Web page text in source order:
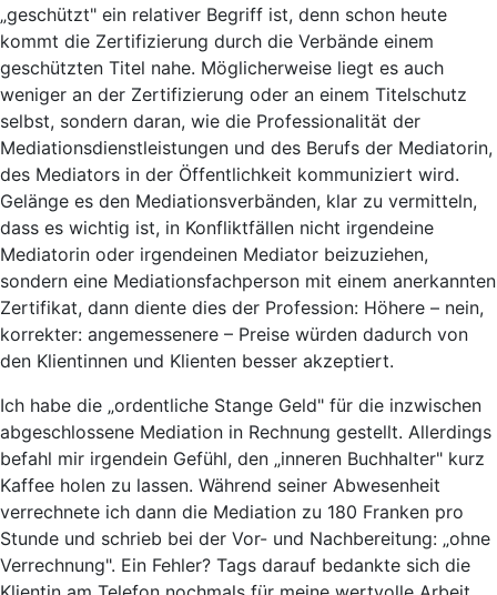
„geschützt" ein relativer Begriff ist, denn schon heute
kommt die Zertifizierung durch die Verbände einem
geschützten Titel nahe. Möglicherweise liegt es auch
weniger an der Zertifizierung oder an einem Titelschutz
selbst, sondern daran, wie die Professionalität der
Mediationsdienstleistungen und des Berufs der Mediatorin,
des Mediators in der Öffentlichkeit kommuniziert wird.
Gelänge es den Mediationsverbänden, klar zu vermitteln,
dass es wichtig ist, in Konfliktfällen nicht irgendeine
Mediatorin oder irgendeinen Mediator beizuziehen,
sondern eine Mediationsfachperson mit einem anerkannten
Zertifikat, dann diente dies der Profession: Höhere – nein,
korrekter: angemessenere – Preise würden dadurch von
den Klientinnen und Klienten besser akzeptiert.
Ich habe die „ordentliche Stange Geld" für die inzwischen
abgeschlossene Mediation in Rechnung gestellt. Allerdings
befahl mir irgendein Gefühl, den „inneren Buchhalter" kurz
Kaffee holen zu lassen. Während seiner Abwesenheit
verrechnete ich dann die Mediation zu 180 Franken pro
Stunde und schrieb bei der Vor- und Nachbereitung: „ohne
Verrechnung". Ein Fehler? Tags darauf bedankte sich die